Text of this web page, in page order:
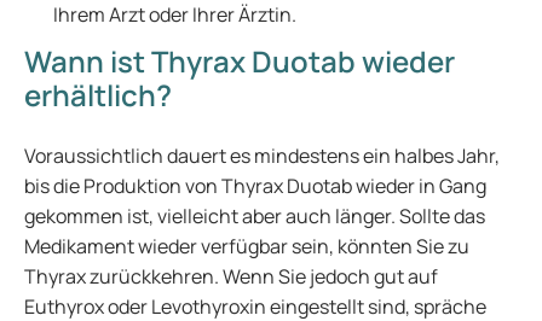
Ihrem Arzt oder Ihrer Ärztin.
Wann ist Thyrax Duotab wieder
erhältlich?
Voraussichtlich dauert es mindestens ein halbes Jahr,
bis die Produktion von Thyrax Duotab wieder in Gang
gekommen ist, vielleicht aber auch länger. Sollte das
Medikament wieder verfügbar sein, könnten Sie zu
Thyrax zurückkehren. Wenn Sie jedoch gut auf
Euthyrox oder Levothyroxin eingestellt sind, spräche